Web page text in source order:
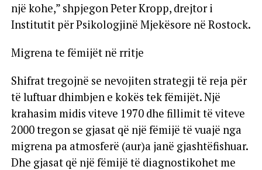
një kohe,” shpjegon Peter Kropp, drejtor i
Institutit për Psikologjinë Mjekësore në Rostock.
Migrena te fëmijët në rritje
Shifrat tregojnë se nevojiten strategji të reja për
të luftuar dhimbjen e kokës tek fëmijët. Një
krahasim midis viteve 1970 dhe fillimit të viteve
2000 tregon se gjasat që një fëmijë të vuajë nga
migrena pa atmosferë (aur)a janë gjashtëfishuar.
Dhe gjasat që një fëmijë të diagnostikohet me